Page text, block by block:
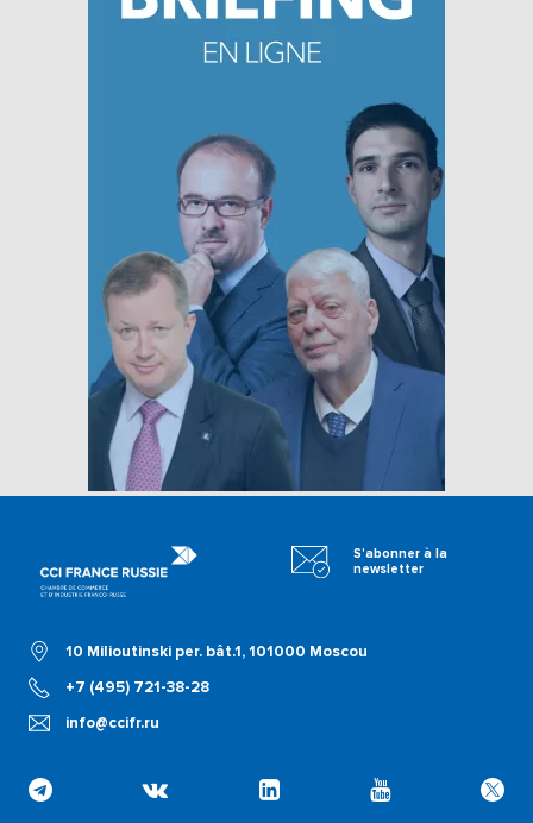
10 Milioutinski per. bât.1, 101000 Moscou
+7 (495) 721-38-28
info@ccifr.ru
S'abonner à la
newsletter